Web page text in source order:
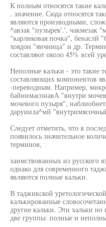
К полным относятся такие
. значение. Сюда относятся
являются производными,
^авзак "пузырек'.', чакмезак
"карликовая почка", бенаслй
хоядон "яичница" и др.
составляют около 45% всей
Неполные кальки - это такие
составляющих компонентов
-переводным. Например,
байнимасонавА "внутри
мочевого пузыря",
даруиила^мй
Следует отметить, что в
появилось значительное
терминов,
заимствованных из русского
однако для современного
являются полные кальки.
В таджикской
калькированные
другие кальки. Эти хальки
две группы: полные и